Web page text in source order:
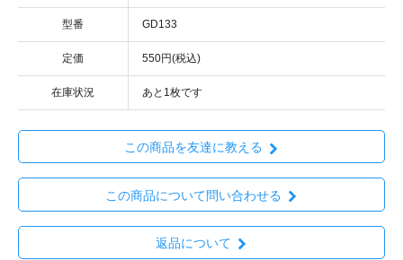
型番 GD133
定価 550円(税込)
在庫状況 あと1枚です
この商品を友達に教える
この商品について問い合わせる
返品について